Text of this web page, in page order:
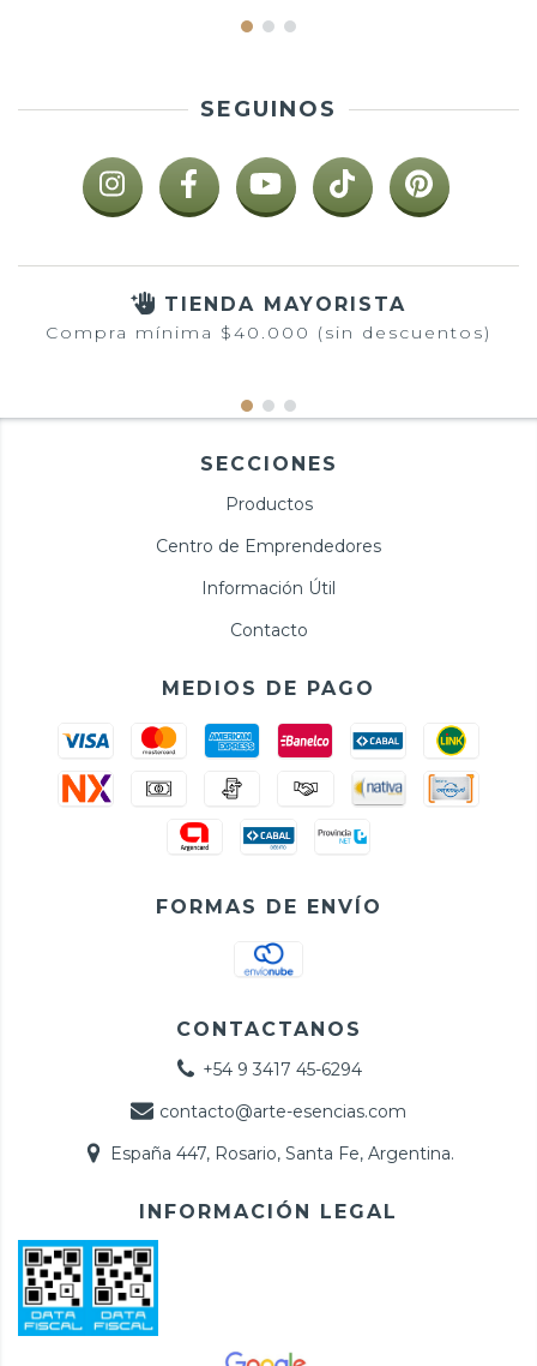
SEGUINOS
TIENDA MAYORISTA
Compra mínima $40.000 (sin descuentos)
SECCIONES
Productos
Centro de Emprendedores
Información Útil
Contacto
MEDIOS DE PAGO
FORMAS DE ENVÍO
CONTACTANOS
+54 9 3417 45-6294
contacto@arte-esencias.com
España 447, Rosario, Santa Fe, Argentina.
INFORMACIÓN LEGAL